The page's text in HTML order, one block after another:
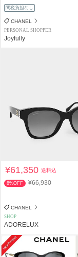
関税負担なし
CHANEL
PERSONAL SHOPPER
Joyfully
¥61,350送料込
8%OFF ¥66,930
CHANEL
SHOP
ADORELUX